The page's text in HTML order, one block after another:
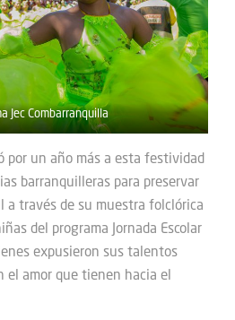
Jec Combarranquilla
por un año más a esta festividad
barranquilleras para preservar
a través de su muestra folclórica
del programa Jornada Escolar
expusieron sus talentos
el amor que tienen hacia el